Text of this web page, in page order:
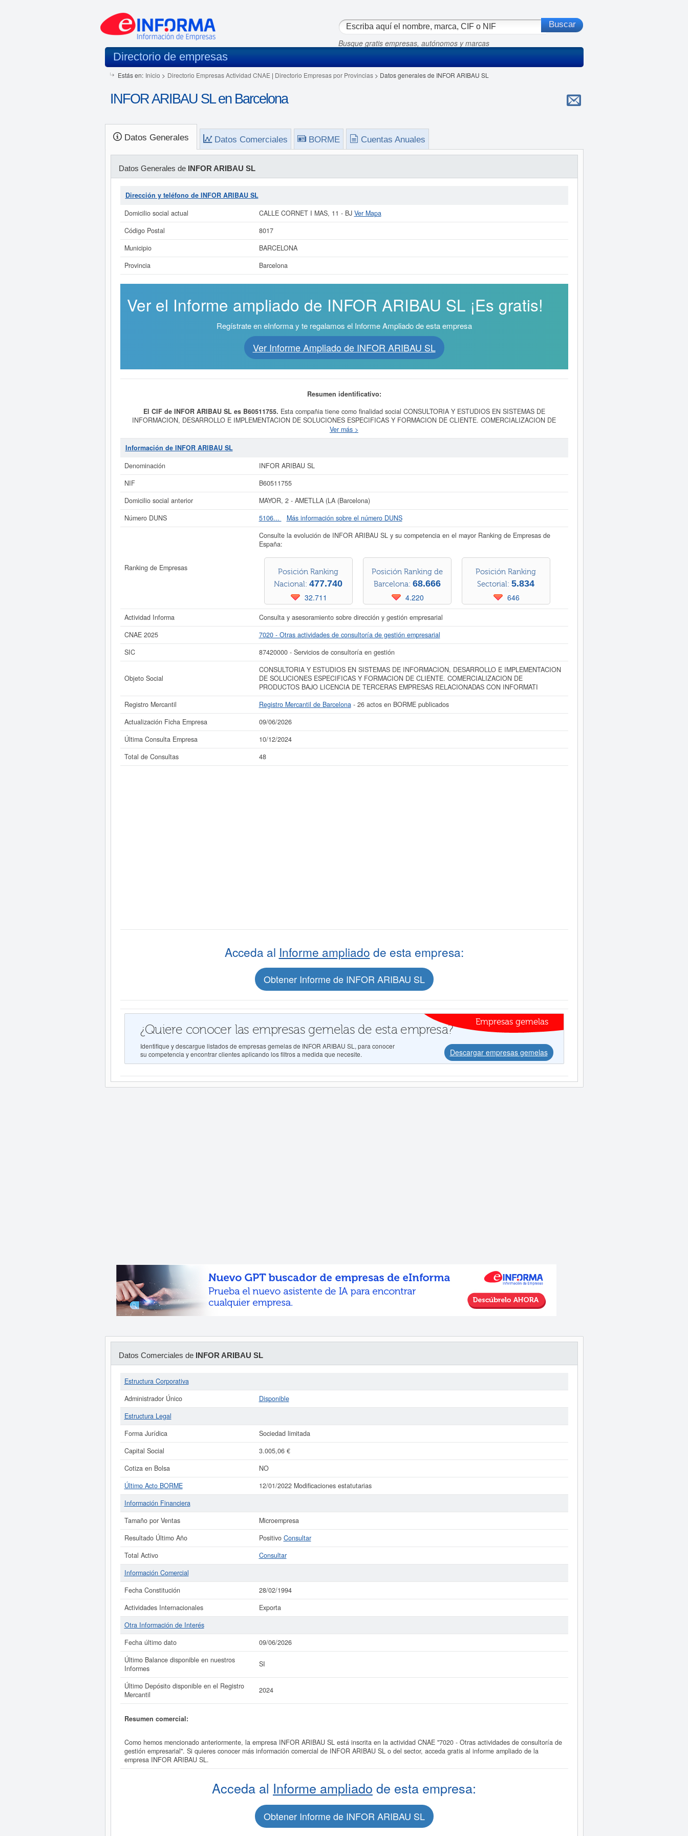
Busque gratis empresas, autónomos y marcas
Directorio de empresas
Estás en: Inicio > Directorio Empresas Actividad CNAE | Directorio Empresas por Provincias> Datos generales de INFOR ARIBAU SL
INFOR ARIBAU SL en Barcelona
Datos Generales Datos Comerciales BORME Cuentas Anuales
Datos Generales de INFOR ARIBAU SL
Dirección y teléfono de INFOR ARIBAU SL
Domicilio social actual
CALLE CORNET I MAS, 11 - BJ Ver Mapa
Código Postal
8017
Municipio
BARCELONA
Provincia
Barcelona
Ver el Informe ampliado de INFOR ARIBAU SL ¡Es gratis!
Regístrate en eInforma y te regalamos el Informe Ampliado de esta empresa
Ver Informe Ampliado de INFOR ARIBAU SL
Resumen identificativo:
El CIF de INFOR ARIBAU SL es B60511755. Esta compañia tiene como finalidad social CONSULTORIA Y ESTUDIOS EN SISTEMAS DE
INFORMACION, DESARROLLO E IMPLEMENTACION DE SOLUCIONES ESPECIFICAS Y FORMACION DE CLIENTE. COMERCIALIZACION DE
PRODUCTOS BAJO LICENCIA DE TERCERAS EMPRESAS RELACIONADAS CON INFORMATI, teniendo como fecha de su constitución el día
28/02/1994. El CNAE que tiene es 7020 - Otras actividades de consultoría de gestión empresarial. El número del SIC correspondiente a la empresa
INFOR ARIBAU SLes el 87420000. Esta ficha de empresa se ha consultado un total de 48. La última consulta ha sido el 10/12/2024. En esta página
Registro Mercantil de Barcelona, tienen publicados 26 actos en el BORME.
Si está interesado en conocer más datos de la empresa INFOR ARIBAU SL puede
ARIBAU SL y consultar los resultados de sus años de actividad, así como los balances y cuentas de resultados disponibles.
La última actualización del informe de empresa se ha realizado el 09/06/2026.
Ver más >
Información de INFOR ARIBAU SL
Denominación
INFOR ARIBAU SL
NIF
B60511755
Domicilio social anterior
MAYOR, 2 - AMETLLA (LA (Barcelona)
Número DUNS
5106... Más información sobre el número DUNS
Ranking de Empresas
Consulte la evolución de INFOR ARIBAU SL y su competencia en el mayor Ranking de Empresas de
España:
Posición Ranking
Nacional: 477.740
32.711
Posición Ranking de
Barcelona: 68.666
4.220
Posición Ranking
Sectorial: 5.834
646
Actividad Informa
Consulta y asesoramiento sobre dirección y gestión empresarial
CNAE 2025
7020 - Otras actividades de consultoría de gestión empresarial
SIC
87420000 - Servicios de consultoría en gestión
Objeto Social
CONSULTORIA Y ESTUDIOS EN SISTEMAS DE INFORMACION, DESARROLLO E IMPLEMENTACION
DE SOLUCIONES ESPECIFICAS Y FORMACION DE CLIENTE. COMERCIALIZACION DE
PRODUCTOS BAJO LICENCIA DE TERCERAS EMPRESAS RELACIONADAS CON INFORMATI
Registro Mercantil
Registro Mercantil de Barcelona- 26 actos en BORME publicados
Actualización Ficha Empresa
09/06/2026
Última Consulta Empresa
10/12/2024
Total de Consultas
48
Acceda al Informe ampliado de esta empresa:
Obtener Informe de INFOR ARIBAU SL
Empresas gemelas
¿Quiere conocer las empresas gemelas de esta empresa?
Identifique y descargue listados de empresas gemelas de INFOR ARIBAU SL, para conocer
su competencia y encontrar clientes aplicando los filtros a medida que necesite.
Descargar empresas gemelas
Datos Comerciales de INFOR ARIBAU SL
Estructura Corporativa
Administrador Único
Disponible
Estructura Legal
Forma Jurídica
Sociedad limitada
Capital Social
3.005,06 €
Cotiza en Bolsa
NO
Último Acto BORME
12/01/2022 Modificaciones estatutarias
Información Financiera
Tamaño por Ventas
Microempresa
Resultado Último Año
Positivo Consultar
Total Activo
Consultar
Información Comercial
Fecha Constitución
28/02/1994
Actividades Internacionales
Exporta
Otra Información de Interés
Fecha último dato
09/06/2026
Último Balance disponible en nuestros
Informes
SI
Último Depósito disponible en el Registro
Mercantil
2024
Resumen comercial:
Como hemos mencionado anteriormente, la empresa INFOR ARIBAU SL está inscrita en la actividad CNAE "7020 - Otras actividades de consultoría de
gestión empresarial". Si quieres conocer más información comercial de INFOR ARIBAU SL o del sector, acceda gratis al informe ampliado de la
empresa INFOR ARIBAU SL.
Acceda al Informe ampliado de esta empresa:
Obtener Informe de INFOR ARIBAU SL